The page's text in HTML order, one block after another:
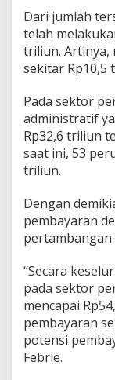
Dari jumlah
telah
triliun. Artinya,
sekitar Rp10,5
Pada sektor
administratif
Rp32,6 triliun
saat ini, 53
triliun.
Dengan
pembayaran
pertambangan
“Secara
pada sektor
mencapai
pembayaran
potensi
Febrie.